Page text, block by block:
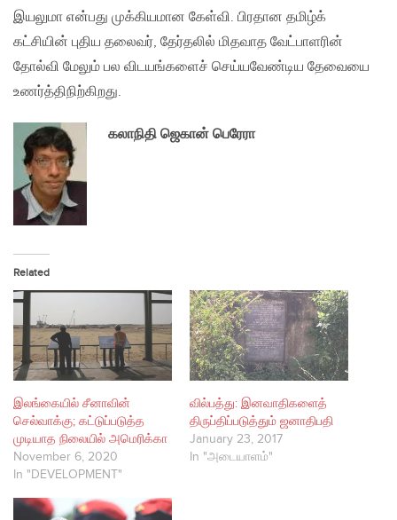
இயலுமா என்பது முக்கியமான கேள்வி. பிரதான தமிழ்க்
கட்சியின் புதிய தலைவர், தேர்தலில் மிதவாத வேட்பாளரின்
தோல்வி மேலும் பல விடயங்களைச் செய்யவேண்டிய தேவையை
உணர்த்திநிற்கிறது.
கலாநிதி ஜெகான் பெரேரா
Related
இலங்கையில் சீனாவின்
செல்வாக்கு; கட்டுப்படுத்த
முடியாத நிலையில் அமெரிக்கா
November 6, 2020
In "DEVELOPMENT"
வில்பத்து: இனவாதிகளைத்
திருப்திப்படுத்தும் ஜனாதிபதி
January 23, 2017
In "அடையாளம்"